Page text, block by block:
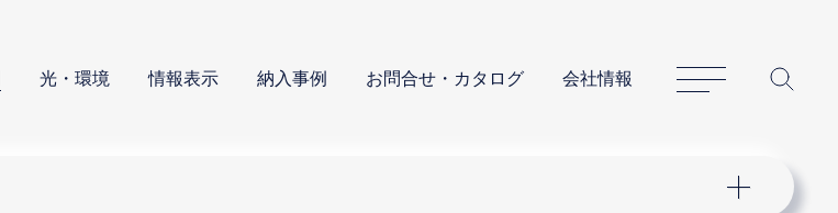
光・環境 情報表示 納入事例 お問合せ・カタログ 会社情報
サイトマップ